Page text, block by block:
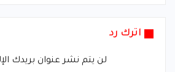
اترك رد
لن يتم نشر عنوان بريدك